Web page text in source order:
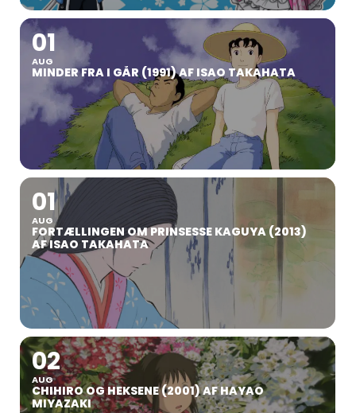
01
AUG
MINDER FRA I GÅR (1991) AF ISAO TAKAHATA
01
AUG
FORTÆLLINGEN OM PRINSESSE KAGUYA (2013)
AF ISAO TAKAHATA
02
AUG
CHIHIRO OG HEKSENE (2001) AF HAYAO
MIYAZAKI